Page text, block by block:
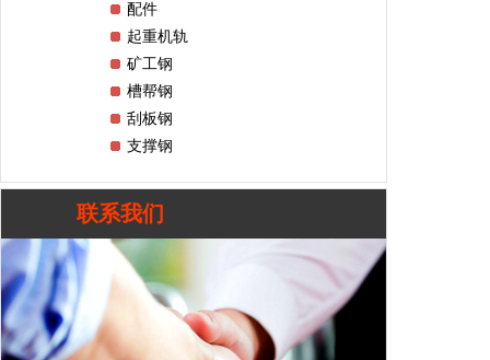
配件
起重机轨
矿工钢
槽帮钢
刮板钢
支撑钢
联系我们